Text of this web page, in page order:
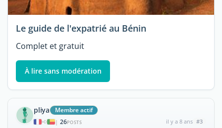
Le guide de l'expatrié au Bénin
Complet et gratuit
À lire sans modération
pliya Membre actif
| 26POSTS il y a 8 ans #3